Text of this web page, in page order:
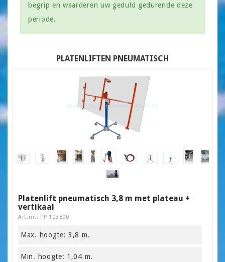
begrip en waarderen uw geduld gedurende deze
periode.
PLATENLIFTEN PNEUMATISCH
Platenlift pneumatisch 3,8 m met plateau +
vertikaal
Art.nr.: PP 103800
Max. hoogte: 3,8 m.
Min. hoogte: 1,04 m.